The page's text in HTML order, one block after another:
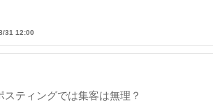
31 12:00
スティングでは集客は無理？